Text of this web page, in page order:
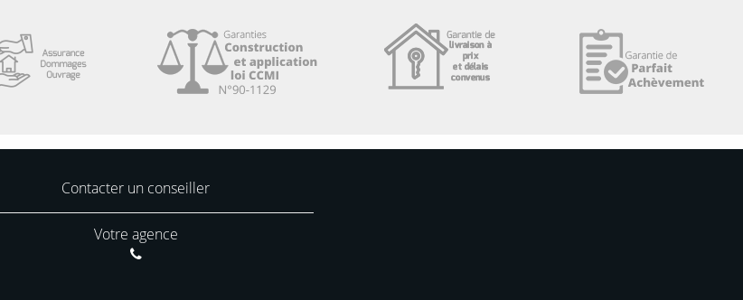
Contacter un conseiller
Votre agence